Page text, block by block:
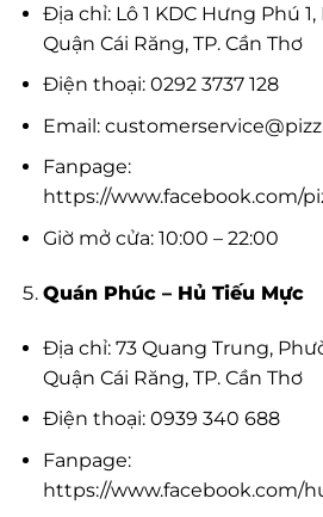
Địa chỉ: Lô 1 KDC Hưng Phú
Quận Cái Răng, TP. Cần Thơ
Điện thoại: 0292 3737 128
Email:
Fanpage:
https://www.facebook.com/
Giờ mở cửa: 10:00 – 22:00
Quán Phúc – Hủ Tiếu Mực
Địa chỉ: 73 Quang Trung,
Quận Cái Răng, TP. Cần Thơ
Điện thoại: 0939 340 688
Fanpage:
https://www.facebook.com/